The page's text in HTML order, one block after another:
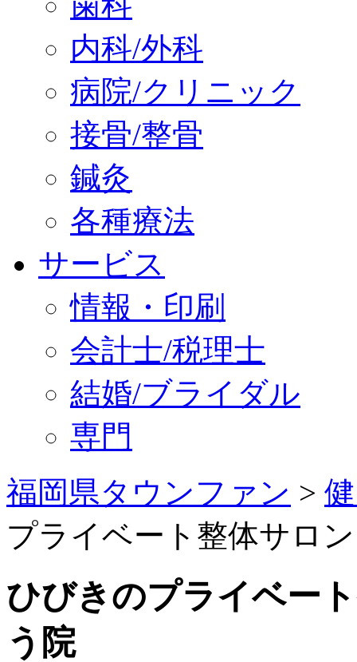
内科/外科
病院/クリニック
接骨/整骨
鍼灸
各種療法
サービス
情報・印刷
会計士/税理士
結婚/ブライダル
専門
福岡県タウンファン >
プライベート整体サロ
ひびきのプライベー
う院